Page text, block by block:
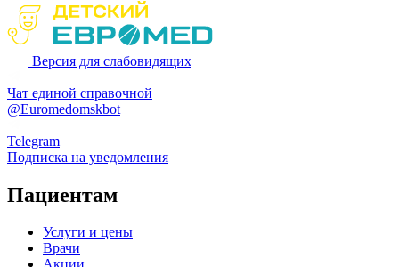
Версия для слабовидящих
Чат единой справочной
@Euromedomskbot
Telegram
Подписка на уведомления
Пациентам
Услуги и цены
Врачи